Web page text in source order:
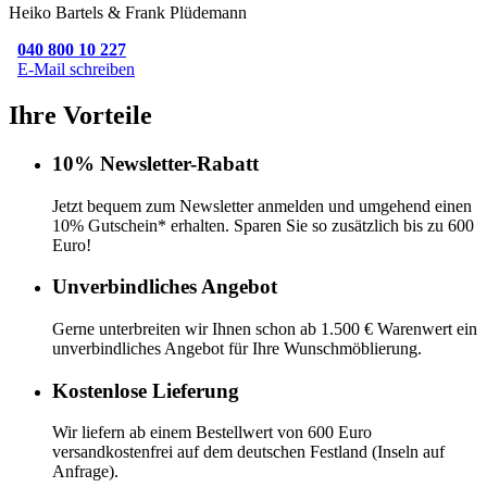
Heiko Bartels & Frank Plüdemann
040 800 10 227
E-Mail schreiben
Ihre Vorteile
10% Newsletter-Rabatt
Jetzt bequem zum Newsletter anmelden und umgehend einen
10% Gutschein* erhalten. Sparen Sie so zusätzlich bis zu 600
Euro!
Unverbindliches Angebot
Gerne unterbreiten wir Ihnen schon ab 1.500 € Warenwert ein
unverbindliches Angebot für Ihre Wunschmöblierung.
Kostenlose Lieferung
Wir liefern ab einem Bestellwert von 600 Euro
versandkostenfrei auf dem deutschen Festland (Inseln auf
Anfrage).